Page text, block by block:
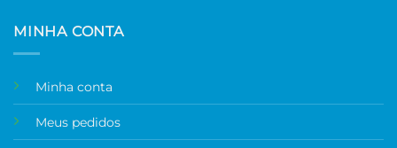
MINHA CONTA
Minha conta
Meus pedidos